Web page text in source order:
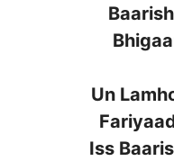
Un
Iss